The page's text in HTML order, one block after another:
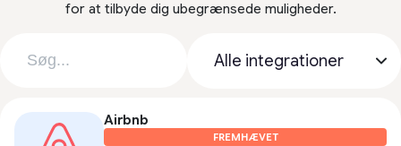
for at tilbyde dig ubegrænsede muligheder.
Airbnb
FREMHÆVET